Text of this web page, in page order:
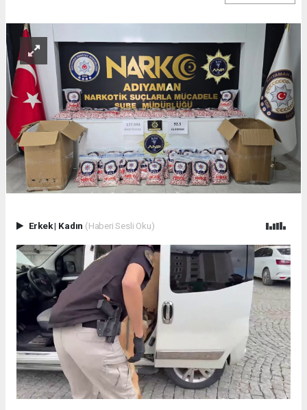
Erkek| Kadın (Haberi Sesli Oku)